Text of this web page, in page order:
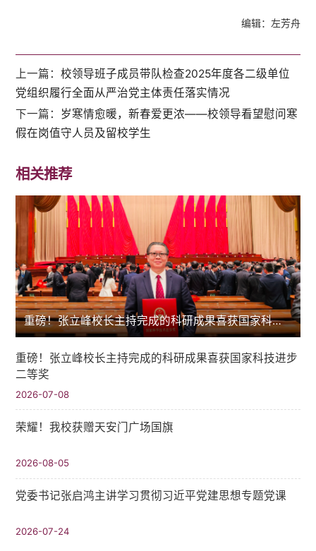
编辑：左芳舟
上一篇：校领导班子成员带队检查2025年度各二级单位
党组织履行全面从严治党主体责任落实情况
下一篇： 岁寒情愈暖，新春爱更浓——校领导看望慰问寒
假在岗值守人员及留校学生
相关推荐
重磅！张立峰校长主持完成的科研成果喜获国家科技进步二等奖
重磅！张立峰校长主持完成的科研成果喜获国家科技进步
二等奖
2026-07-08
荣耀！我校获赠天安门广场国旗
2026-08-05
党委书记张启鸿主讲学习贯彻习近平党建思想专题党课
2026-07-24